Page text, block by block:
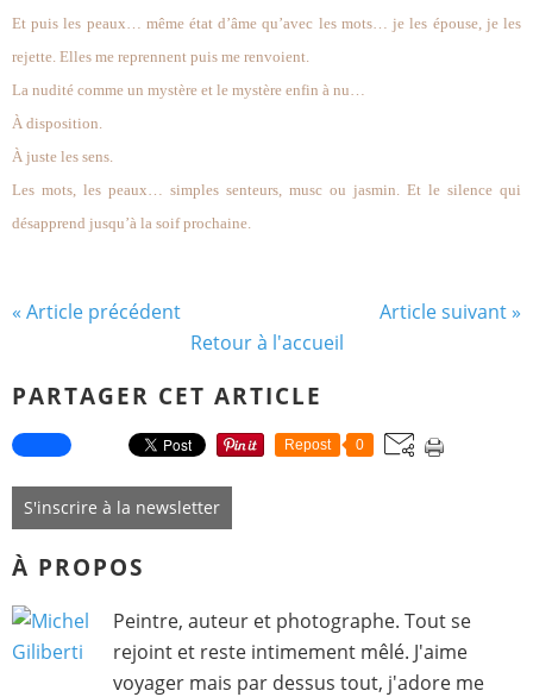
Et puis les peaux… même état d’âme qu’avec les mots… je les épouse, je les
rejette. Elles me reprennent puis me renvoient.
La nudité comme un mystère et le mystère enfin à nu…
À disposition.
À juste les sens.
Les mots, les peaux… simples senteurs, musc ou jasmin. Et le silence qui
désapprend jusqu’à la soif prochaine.
« Article précédent
Article suivant »
Retour à l'accueil
PARTAGER CET ARTICLE
Repost 0
S'inscrire à la newsletter
À PROPOS
Peintre, auteur et photographe. Tout se
rejoint et reste intimement mêlé. J'aime
voyager mais par dessus tout, j'adore me